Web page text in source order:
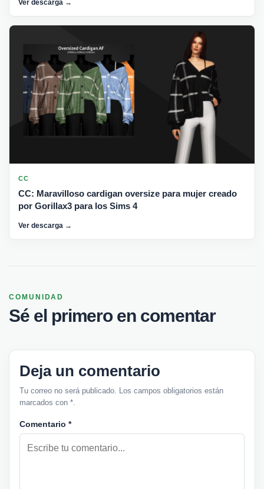
Ver descarga →
CC
CC: Maravilloso cardigan oversize para mujer creado
por Gorillax3 para los Sims 4
Ver descarga →
COMUNIDAD
Sé el primero en comentar
Deja un comentario
Tu correo no será publicado. Los campos obligatorios están
marcados con *.
Comentario *